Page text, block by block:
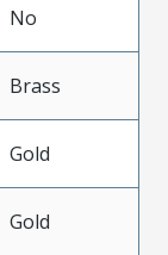
No
Brass
Gold
Gold